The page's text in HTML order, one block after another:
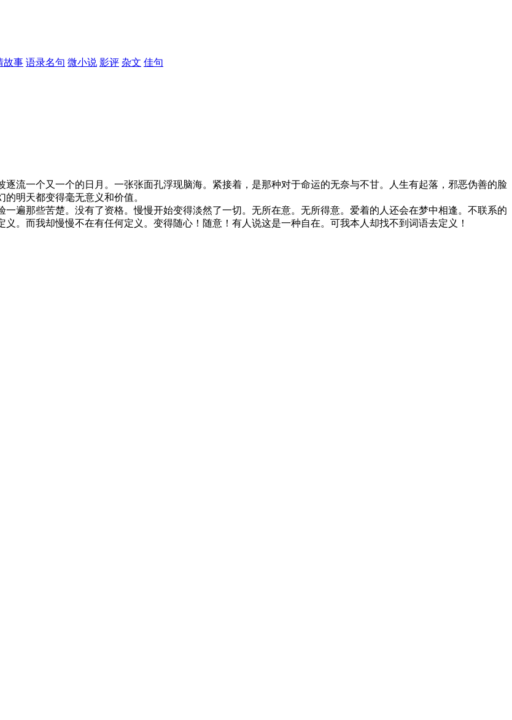
故事 语录名句 微小说 影评 杂文 佳句
流一个又一个的日月。一张张面孔浮现脑海。紧接着，是那种对于命运的无奈与不甘。人生有起落，邪恶伪善的脸
明天都变得毫无意义和价值。
遍那些苦楚。没有了资格。慢慢开始变得淡然了一切。无所在意。无所得意。爱着的人还会在梦中相逢。不联系的
。而我却慢慢不在有任何定义。变得随心！随意！有人说这是一种自在。可我本人却找不到词语去定义！